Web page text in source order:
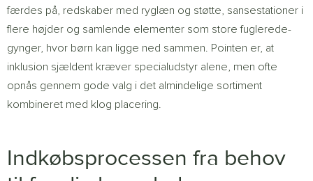
færdes på, redskaber med ryglæn og støtte, sansestationer i
flere højder og samlende elementer som store fuglerede-
gynger, hvor børn kan ligge ned sammen. Pointen er, at
inklusion sjældent kræver specialudstyr alene, men ofte
opnås gennem gode valg i det almindelige sortiment
kombineret med klog placering.
Indkøbsprocessen fra behov